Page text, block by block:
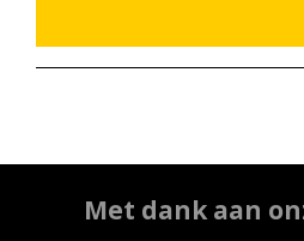
Met dank aan